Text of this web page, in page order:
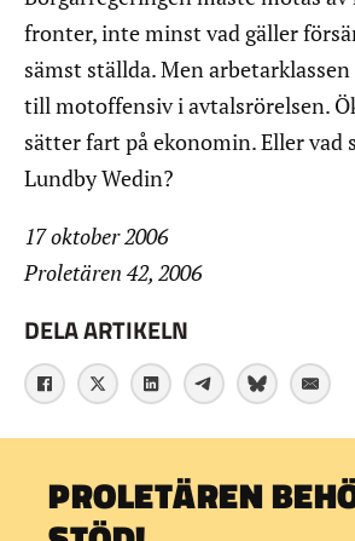
fronter, inte minst vad gäller
sämst ställda. Men arbetarklassen
till motoffensiv i avtalsrörelsen.
sätter fart på ekonomin. Eller vad
Lundby Wedin?
17 oktober 2006
Proletären 42, 2006
DELA ARTIKELN
PROLETÄREN